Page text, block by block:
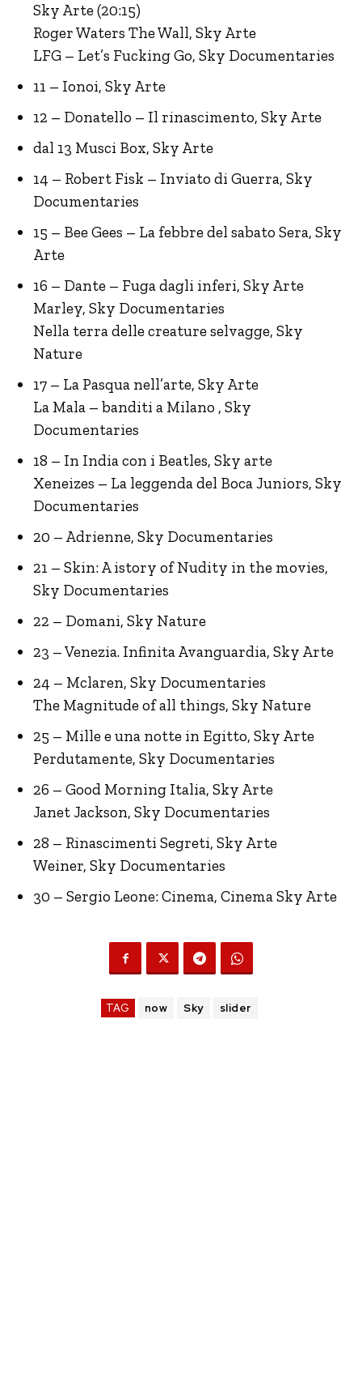
Sky Arte (20:15)
Roger Waters The Wall, Sky Arte
LFG – Let’s Fucking Go, Sky Documentaries
11 – Ionoi, Sky Arte
12 – Donatello – Il rinascimento, Sky Arte
dal 13 Musci Box, Sky Arte
14 – Robert Fisk – Inviato di Guerra, Sky
Documentaries
15 – Bee Gees – La febbre del sabato Sera, Sky
Arte
16 – Dante – Fuga dagli inferi, Sky Arte
Marley, Sky Documentaries
Nella terra delle creature selvagge, Sky
Nature
17 – La Pasqua nell’arte, Sky Arte
La Mala – banditi a Milano , Sky
Documentaries
18 – In India con i Beatles, Sky arte
Xeneizes – La leggenda del Boca Juniors, Sky
Documentaries
20 – Adrienne, Sky Documentaries
21 – Skin: A istory of Nudity in the movies,
Sky Documentaries
22 – Domani, Sky Nature
23 – Venezia. Infinita Avanguardia, Sky Arte
24 – Mclaren, Sky Documentaries
The Magnitude of all things, Sky Nature
25 – Mille e una notte in Egitto, Sky Arte
Perdutamente, Sky Documentaries
26 – Good Morning Italia, Sky Arte
Janet Jackson, Sky Documentaries
28 – Rinascimenti Segreti, Sky Arte
Weiner, Sky Documentaries
30 – Sergio Leone: Cinema, Cinema Sky Arte
TAG now Sky slider